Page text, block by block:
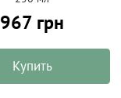
967 грн
Купить